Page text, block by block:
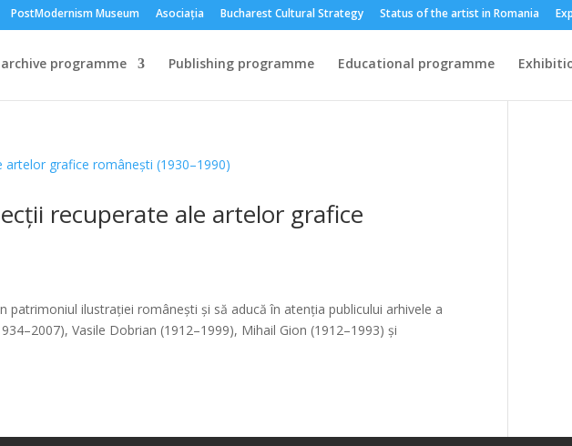
PostModernism Museum Asociația Bucharest Cultural Strategy Status of the artist in Romania
archive programme Publishing programme Educational programme
recuperate ale artelor grafice
patrimoniul ilustrației românești și să aducă în atenția publicului arhivele a
Vasile Dobrian (1912–1999), Mihail Gion (1912–1993) și